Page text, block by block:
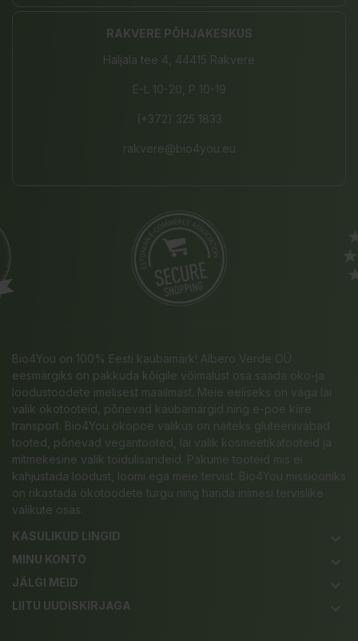
RAKVERE PÕHJAKESKUS
Haljala tee 4, 44415 Rakvere
E-L 10-20, P 10-19
(+372) 325 1833
rakvere@bio4you.eu
Bio4You on 100% Eesti kaubamärk! Albero Verde OÜ
eesmärgiks on pakkuda kõigile võimalust osa saada öko-ja
loodustoodete imelisest maailmast. Meie eeliseks on väga lai
valik ökotooteid, põnevad kaubamärgid ning e-poe kiire
transport. Bio4You ökopoe valikus on näiteks gluteenivabad
tooted, põnevad vegantooted, lai valik kosmeetikatooteid ja
mitmekesine valik toidulisandeid. Pakume tooteid mis ei
kahjustada loodust, loomi ega meie tervist. Bio4You missiooniks
on rikastada ökotoodete turgu ning harida inimesi tervislike
valikute osas.
KASULIKUD LINGID
keyboard_arrow_down
MINU KONTO keyboard_arrow_down
JÄLGI MEID keyboard_arrow_down
LIITU UUDISKIRJAGA keyboard_arrow_down